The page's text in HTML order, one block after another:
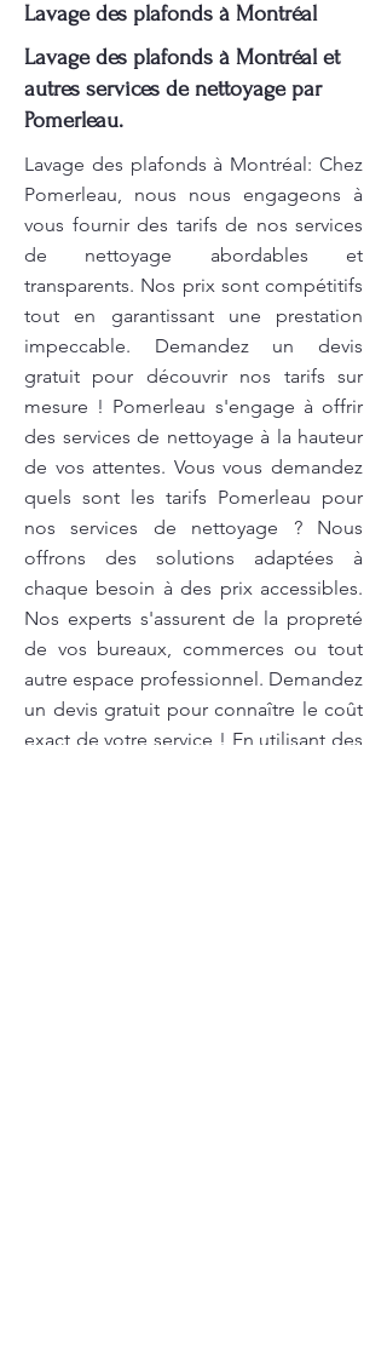
Lavage des plafonds à Montréal
Lavage des plafonds à Montréal et
autres services de nettoyage par
Pomerleau.
Lavage des plafonds à Montréal: Chez
Pomerleau, nous nous engageons à
vous fournir des tarifs de nos services
de nettoyage abordables et
transparents. Nos prix sont compétitifs
tout en garantissant une prestation
impeccable. Demandez un devis
gratuit pour découvrir nos tarifs sur
mesure ! Pomerleau s'engage à offrir
des services de nettoyage à la hauteur
de vos attentes. Vous vous demandez
quels sont les tarifs Pomerleau pour
nos services de nettoyage ? Nous
offrons des solutions adaptées à
chaque besoin à des prix accessibles.
Nos experts s'assurent de la propreté
de vos bureaux, commerces ou tout
autre espace professionnel. Demandez
un devis gratuit pour connaître le coût
exact de votre service ! En utilisant des